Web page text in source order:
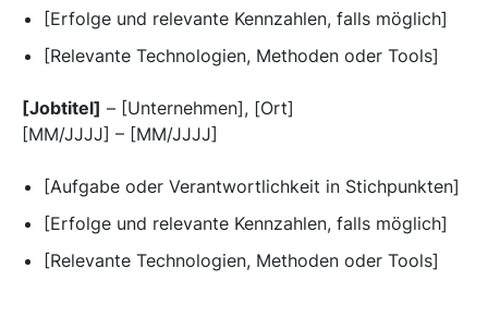
[Erfolge und relevante Kennzahlen, falls möglich]
[Relevante Technologien, Methoden oder Tools]
[Jobtitel] – [Unternehmen], [Ort]
[MM/JJJJ] – [MM/JJJJ]
[Aufgabe oder Verantwortlichkeit in Stichpunkten]
[Erfolge und relevante Kennzahlen, falls möglich]
[Relevante Technologien, Methoden oder Tools]